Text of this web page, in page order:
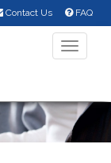
Contact Us FAQ
Toggle